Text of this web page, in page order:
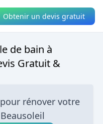
Obtenir un devis gratuit
de bain à
Gratuit &
rénover votre